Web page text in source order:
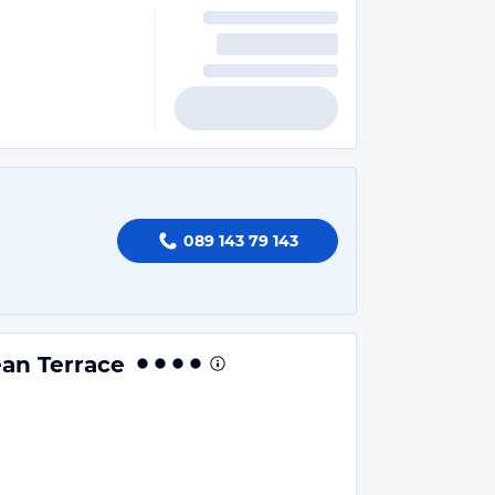
089 143 79 143
Terrace